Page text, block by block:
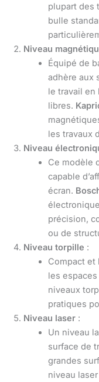
plupart des
bulle
Niveau
Équipé de
adhère aux
le travail en
libres.
les travaux
Niveau
Ce modèle
capable
écran.
précision,
ou de
Niveau torpille :
Compact et
les
niveaux
pratiques
Niveau laser :
Un niveau
surface de
grandes
niveau